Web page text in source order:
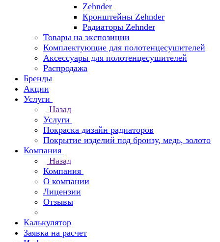
Zehnder
Кронштейны Zehnder
Радиаторы Zehnder
Товары на экспозиции
Комплектующие для полотенцесушителей
Аксессуары для полотенцесушителей
Распродажа
Бренды
Акции
Услуги
Назад
Услуги
Покраска дизайн радиаторов
Покрытие изделий под бронзу, медь, золото
Компания
Назад
Компания
О компании
Лицензии
Отзывы
Калькулятор
Заявка на расчет